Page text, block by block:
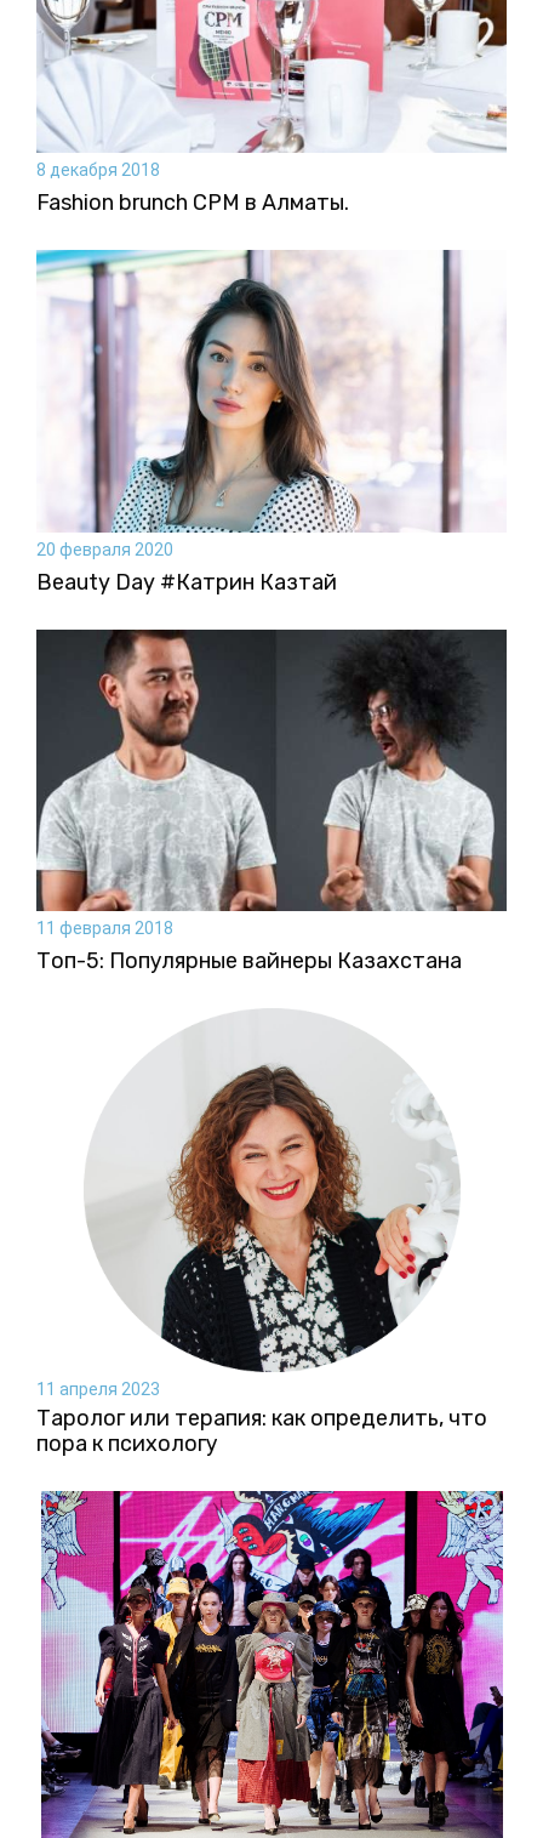
8 декабря 2018
Fashion brunch CPM в Алматы.
20 февраля 2020
Beauty Day #Катрин Казтай
11 февраля 2018
Топ-5: Популярные вайнеры Казахстана
11 апреля 2023
Таролог или терапия: как определить, что
пора к психологу